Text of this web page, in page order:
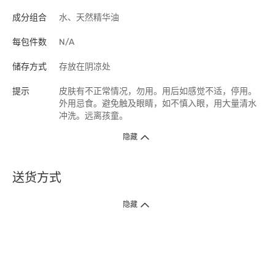
成分组合 水、天然精华油
每包件数 N/A
储存方式 存放在阴凉处
提示
皮肤有不正常情况，勿用。用后如感觉不适，停用。
外用忌食。避免触及眼睛，如不慎入眼，用大量清水
冲洗。远离孩童。
隐藏
送货方式
1. 送货到府（受卫生署条例规管产品除外 ）
隐藏